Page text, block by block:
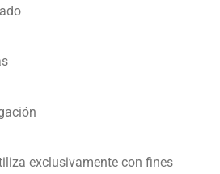
exclusivamente con fines